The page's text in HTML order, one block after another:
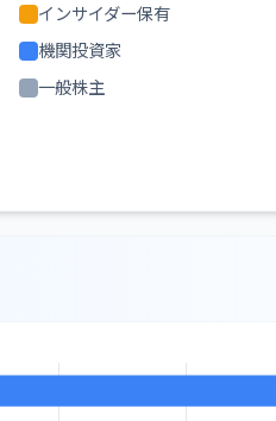
インサイダー保有
機関投資家
一般株主